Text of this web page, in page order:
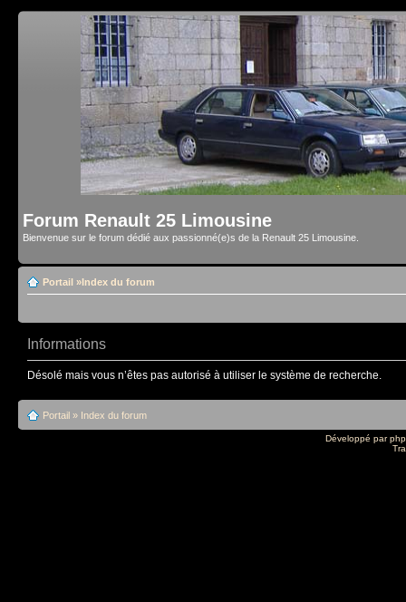
Forum Renault 25 Limousine
Bienvenue sur le forum dédié aux passionné(e)s de la Renault 25 Limousine.
Portail »Index du forum
Informations
Désolé mais vous n’êtes pas autorisé à utiliser le système de recherche.
Portail » Index du forum
Développé par